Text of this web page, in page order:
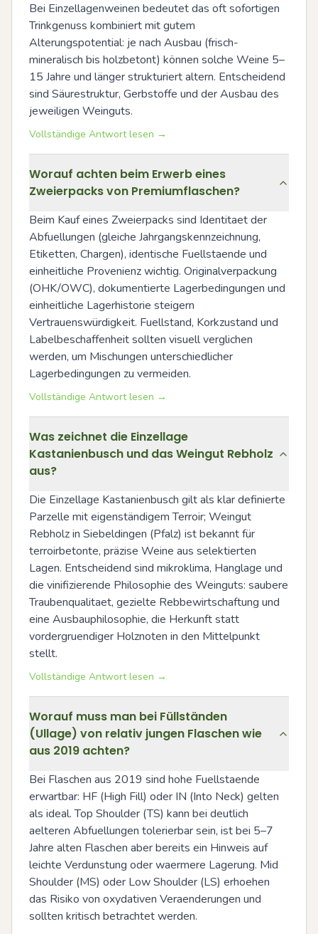
Bei Einzellagenweinen bedeutet das oft sofortigen
Trinkgenuss kombiniert mit gutem
Alterungspotential: je nach Ausbau (frisch-
mineralisch bis holzbetont) können solche Weine 5–
15 Jahre und länger strukturiert altern. Entscheidend
sind Säurestruktur, Gerbstoffe und der Ausbau des
jeweiligen Weinguts.
Vollständige Antwort lesen →
Worauf achten beim Erwerb eines
Zweierpacks von Premiumflaschen?
Beim Kauf eines Zweierpacks sind Identitaet der
Abfuellungen (gleiche Jahrgangskennzeichnung,
Etiketten, Chargen), identische Fuellstaende und
einheitliche Provenienz wichtig. Originalverpackung
(OHK/OWC), dokumentierte Lagerbedingungen und
einheitliche Lagerhistorie steigern
Vertrauenswürdigkeit. Fuellstand, Korkzustand und
Labelbeschaffenheit sollten visuell verglichen
werden, um Mischungen unterschiedlicher
Lagerbedingungen zu vermeiden.
Vollständige Antwort lesen →
Was zeichnet die Einzellage
Kastanienbusch und das Weingut Rebholz
aus?
Die Einzellage Kastanienbusch gilt als klar definierte
Parzelle mit eigenständigem Terroir; Weingut
Rebholz in Siebeldingen (Pfalz) ist bekannt für
terroirbetonte, präzise Weine aus selektierten
Lagen. Entscheidend sind mikroklima, Hanglage und
die vinifizierende Philosophie des Weinguts: saubere
Traubenqualitaet, gezielte Rebbewirtschaftung und
eine Ausbauphilosophie, die Herkunft statt
vordergruendiger Holznoten in den Mittelpunkt
stellt.
Vollständige Antwort lesen →
Worauf muss man bei Füllständen
(Ullage) von relativ jungen Flaschen wie
aus 2019 achten?
Bei Flaschen aus 2019 sind hohe Fuellstaende
erwartbar: HF (High Fill) oder IN (Into Neck) gelten
als ideal. Top Shoulder (TS) kann bei deutlich
aelteren Abfuellungen tolerierbar sein, ist bei 5–7
Jahre alten Flaschen aber bereits ein Hinweis auf
leichte Verdunstung oder waermere Lagerung. Mid
Shoulder (MS) oder Low Shoulder (LS) erhoehen
das Risiko von oxydativen Veraenderungen und
sollten kritisch betrachtet werden.